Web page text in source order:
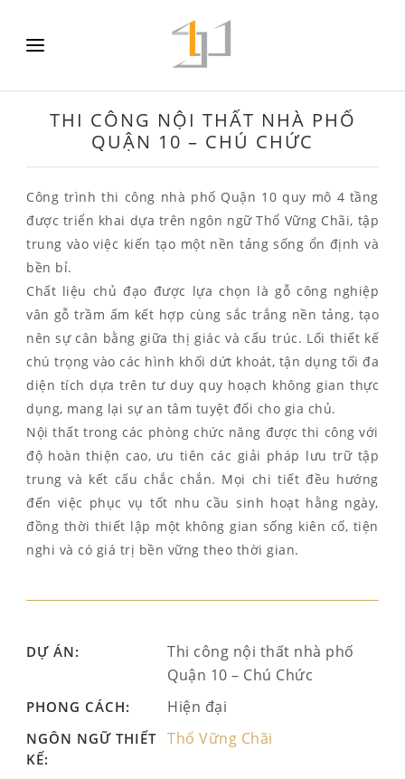
THI CÔNG NỘI THẤT NHÀ PHỐ
QUẬN 10 – CHÚ CHỨC
Công trình thi công nhà phố Quận 10 quy mô 4 tầng
được triển khai dựa trên ngôn ngữ Thổ Vững Chãi, tập
trung vào việc kiến tạo một nền tảng sống ổn định và
bền bỉ.
Chất liệu chủ đạo được lựa chọn là gỗ công nghiệp
vân gỗ trầm ấm kết hợp cùng sắc trắng nền tảng, tạo
nên sự cân bằng giữa thị giác và cấu trúc. Lối thiết kế
chú trọng vào các hình khối dứt khoát, tận dụng tối đa
diện tích dựa trên tư duy quy hoạch không gian thực
dụng, mang lại sự an tâm tuyệt đối cho gia chủ.
Nội thất trong các phòng chức năng được thi công với
độ hoàn thiện cao, ưu tiên các giải pháp lưu trữ tập
trung và kết cấu chắc chắn. Mọi chi tiết đều hướng
đến việc phục vụ tốt nhu cầu sinh hoạt hằng ngày,
đồng thời thiết lập một không gian sống kiên cố, tiện
nghi và có giá trị bền vững theo thời gian.
DỰ ÁN:
Thi công nội thất nhà phố
Quận 10 – Chú Chức
PHONG CÁCH: Hiện đại
NGÔN NGỮ THIẾT
KẾ:
Thổ Vững Chãi